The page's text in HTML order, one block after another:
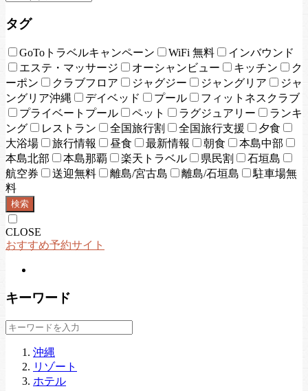
タグ
GoToトラベルキャンペーン WiFi 無料
インバウンド
エステ・マッサージ
オーシャンビュー キッチン
ク
ーポン
クラブフロア ジャグジー ジャングリア
ジャ
ングリア沖縄
デイベッド プール
フィットネスクラブ
プライベートプール
ペット ラグジュアリー
ランキ
ング
レストラン 全国旅行割 全国旅行支援
夕食
大浴場
旅行情報 昼食 最新情報 朝食
本島中部
本島北部
本島那覇 楽天トラベル 県民割
石垣島
航空券
送迎無料 離島/宮古島 離島/石垣島
駐車場無
料
検索
CLOSE
おすすめ予約サイト
キーワード
沖縄
リゾート
ホテル